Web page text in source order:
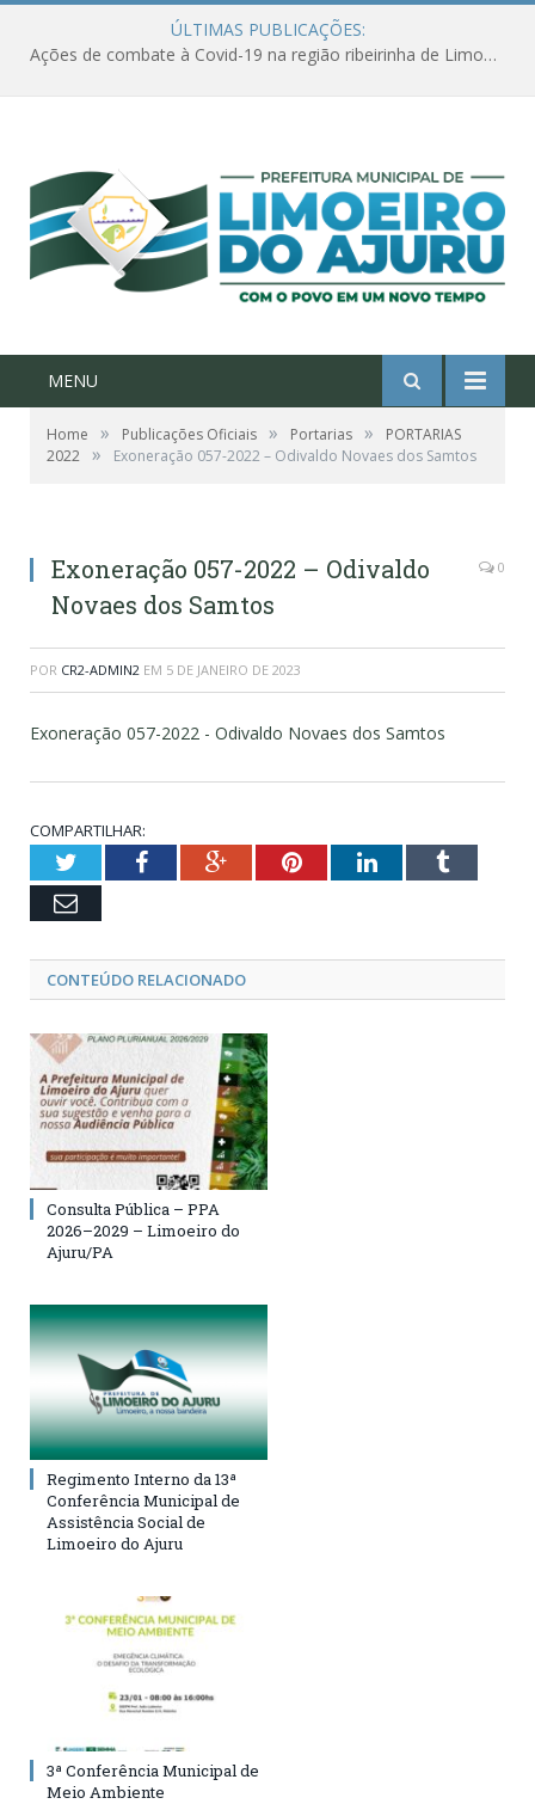
ÚLTIMAS PUBLICAÇÕES:
Ações de combate à Covid-19 na região ribeirinha de Limoeiro do Ajuru continuam
MENU
Home » Publicações Oficiais » Portarias »
PORTARIAS
2022 » Exoneração 057-2022 – Odivaldo Novaes dos Samtos
Exoneração 057-2022 – Odivaldo
Novaes dos Samtos
0
POR CR2-ADMIN2 EM 5 DE JANEIRO DE 2023
Exoneração 057-2022 - Odivaldo Novaes dos Samtos
COMPARTILHAR:
TwitterFacebookGoogle+PinterestLinkedInTumblr
Email
CONTEÚDO RELACIONADO
Consulta Pública – PPA
2026–2029 – Limoeiro do
Ajuru/PA
Regimento Interno da 13ª
Conferência Municipal de
Assistência Social de
Limoeiro do Ajuru
3ª Conferência Municipal de
Meio Ambiente